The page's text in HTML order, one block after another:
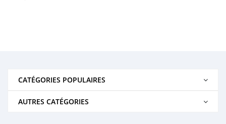
CATÉGORIES POPULAIRES
AUTRES CATÉGORIES